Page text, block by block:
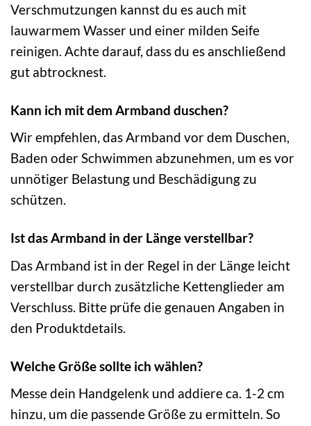
Verschmutzungen kannst du es auch mit
lauwarmem Wasser und einer milden Seife
reinigen. Achte darauf, dass du es anschließend
gut abtrocknest.
Kann ich mit dem Armband duschen?
Wir empfehlen, das Armband vor dem Duschen,
Baden oder Schwimmen abzunehmen, um es vor
unnötiger Belastung und Beschädigung zu
schützen.
Ist das Armband in der Länge verstellbar?
Das Armband ist in der Regel in der Länge leicht
verstellbar durch zusätzliche Kettenglieder am
Verschluss. Bitte prüfe die genauen Angaben in
den Produktdetails.
Welche Größe sollte ich wählen?
Messe dein Handgelenk und addiere ca. 1-2 cm
hinzu, um die passende Größe zu ermitteln. So